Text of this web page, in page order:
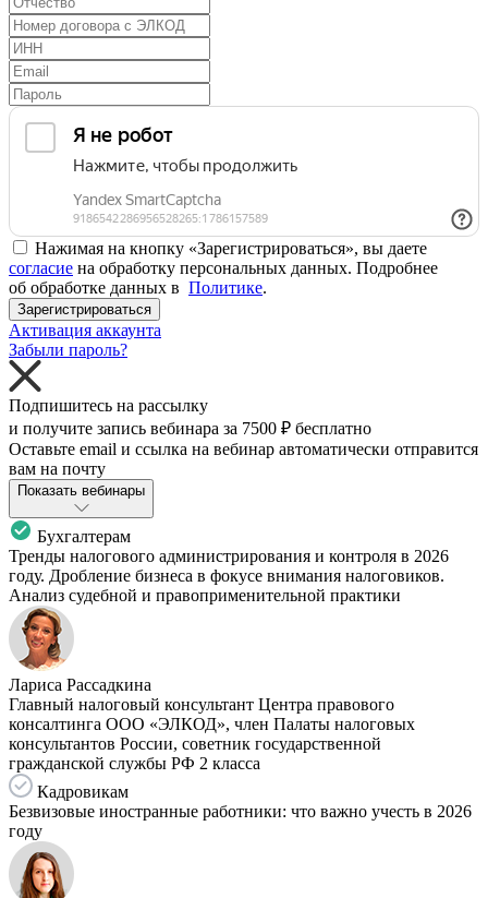
Нажимая на кнопку «Зарегистрироваться», вы даете
согласие на обработку персональных данных. Подробнее
об обработке данных в Политике.
Зарегистрироваться
Активация аккаунта
Забыли пароль?
Подпишитесь на рассылку
и получите запись вебинара за 7500 ₽ бесплатно
Оставьте email и ссылка на вебинар автоматически отправится
вам на почту
Показать вебинары
Бухгалтерам
Тренды налогового администрирования и контроля в 2026
году. Дробление бизнеса в фокусе внимания налоговиков.
Анализ судебной и правоприменительной практики
Лариса Рассадкина
Главный налоговый консультант Центра правового
консалтинга ООО «ЭЛКОД», член Палаты налоговых
консультантов России, советник государственной
гражданской службы РФ 2 класса
Кадровикам
Безвизовые иностранные работники: что важно учесть в 2026
году